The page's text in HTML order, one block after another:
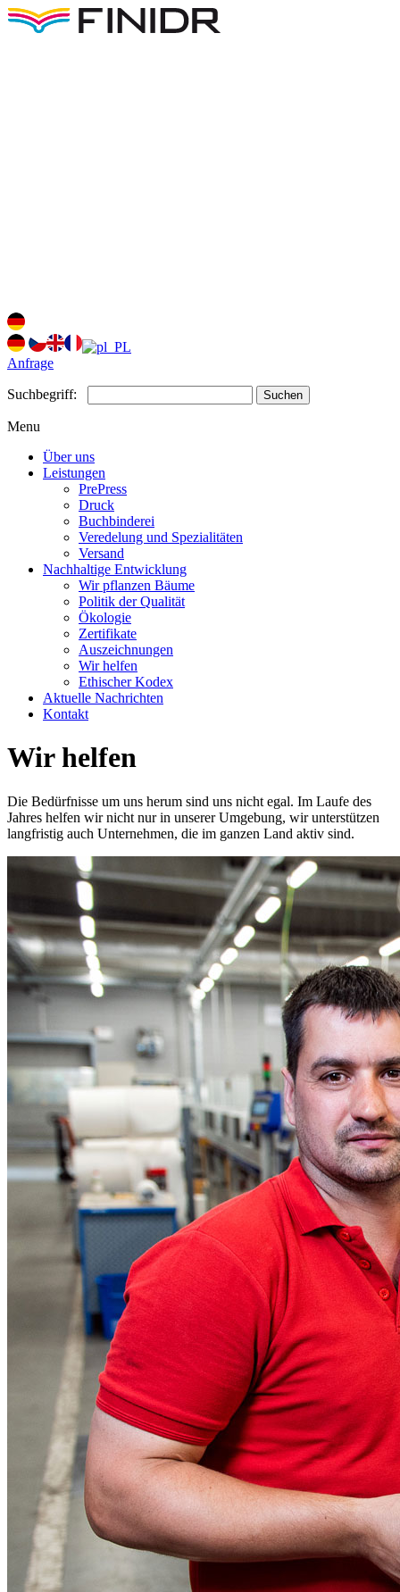
Anfrage
Suchbegriff: Suchen
Menu
Über uns
Leistungen
PrePress
Druck
Buchbinderei
Veredelung und Spezialitäten
Versand
Nachhaltige Entwicklung
Wir pflanzen Bäume
Politik der Qualität
Ökologie
Zertifikate
Auszeichnungen
Wir helfen
Ethischer Kodex
Aktuelle Nachrichten
Kontakt
Wir helfen
Die Bedürfnisse um uns herum sind uns nicht egal. Im Laufe des
Jahres helfen wir nicht nur in unserer Umgebung, wir unterstützen
langfristig auch Unternehmen, die im ganzen Land aktiv sind.